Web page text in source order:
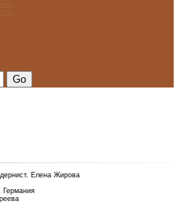
Елена Жирова
Германия